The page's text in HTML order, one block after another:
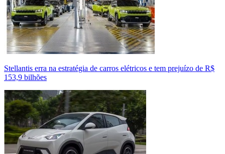
Stellantis erra na estratégia de carros elétricos e tem prejuízo de R$
153,9 bilhões